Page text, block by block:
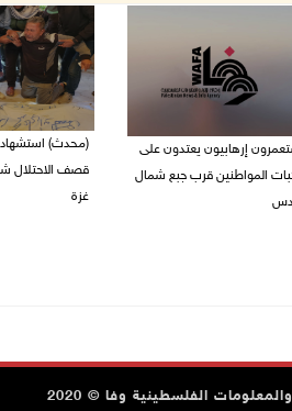
إرهابيون يعتدون على
المواطنين قرب جبع شمال
(محدث)
قصف الاحتلال
غزة
الفلسطينية وفا © 2020